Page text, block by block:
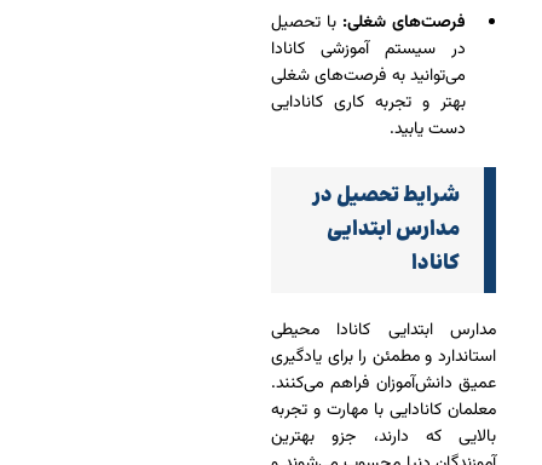
فرصت‌های شغلی: با تحصیل
در سیستم آموزشی کانادا
می‌توانید به فرصت‌های شغلی
بهتر و تجربه کاری کانادایی
دست یابید.
شرایط تحصیل در
مدارس ابتدایی
کانادا
مدارس ابتدایی کانادا محیطی
استاندارد و مطمئن را برای یادگیری
عمیق دانش‌آموزان فراهم می‌کنند.
معلمان کانادایی با مهارت و تجربه
بالایی که دارند، جزو بهترین